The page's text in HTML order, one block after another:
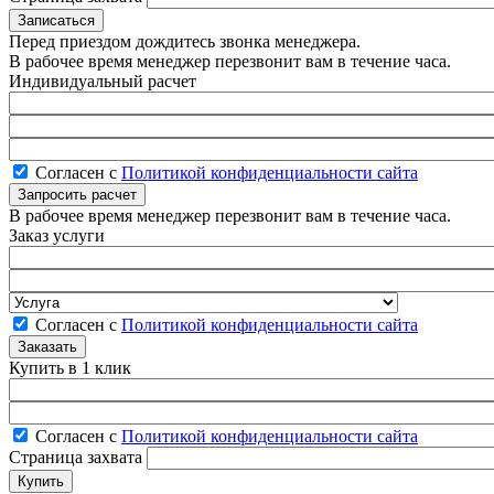
Перед приездом дождитесь звонка менеджера.
В рабочее время менеджер перезвонит вам в течение часа.
Индивидуальный расчет
Согласен с Политикой конфиденциальности сайта
В рабочее время менеджер перезвонит вам в течение часа.
Заказ услуги
Согласен с Политикой конфиденциальности сайта
Купить в 1 клик
Согласен с Политикой конфиденциальности сайта
Страница захвата